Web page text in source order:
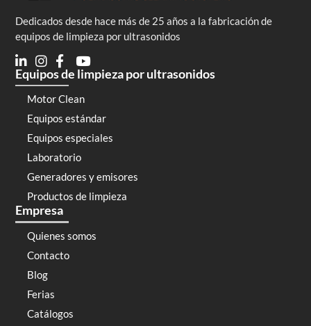
Dedicados desde hace más de 25 años a la fabricación de
equipos de limpieza por ultrasonidos
Equipos de limpieza por ultrasonidos
Motor Clean
Equipos estándar
Equipos especiales
Laboratorio
Generadores y emisores
Productos de limpieza
Empresa
Quienes somos
Contacto
Blog
Ferias
Catálogos